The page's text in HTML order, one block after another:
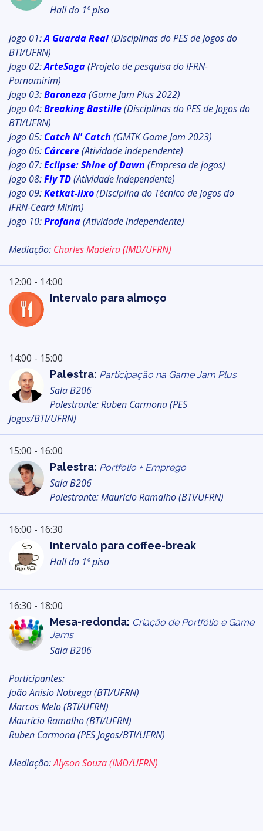
Hall do 1º piso
Jogo 01:A Guarda Real(Disciplinas do PES de Jogos do
BTI/UFRN)
Jogo 02:ArteSaga(Projeto de pesquisa do IFRN-
Parnamirim)
Jogo 03:Baroneza(Game Jam Plus 2022)
Jogo 04:Breaking Bastille(Disciplinas do PES de Jogos do
BTI/UFRN)
Jogo 05: Catch N' Catch (GMTK Game Jam 2023)
Jogo 06: Cárcere(Atividade independente)
Jogo 07:Eclipse: Shine of Dawn (Empresa de jogos)
Jogo 08:Fly TD(Atividade independente)
Jogo 09:Ketkat-lixo(Disciplina do Técnico de Jogos do
IFRN-Ceará Mirim)
Jogo 10:Profana(Atividade independente)
Mediação: Charles Madeira (IMD/UFRN)
12:00 - 14:00
Intervalo para almoço
14:00 - 15:00
Palestra: Participação na Game Jam Plus
Sala B206
Palestrante: Ruben Carmona (PES
Jogos/BTI/UFRN)
15:00 - 16:00
Palestra: Portfolio + Emprego
Sala B206
Palestrante: Maurício Ramalho (BTI/UFRN)
16:00 - 16:30
Intervalo para coffee-break
Hall do 1º piso
16:30 - 18:00
Mesa-redonda: Criação de Portfólio e Game
Jams
Sala B206
Participantes:
João Anisio Nobrega (BTI/UFRN)
Marcos Melo (BTI/UFRN)
Maurício Ramalho (BTI/UFRN)
Ruben Carmona (PES Jogos/BTI/UFRN)
Mediação:Alyson Souza (IMD/UFRN)